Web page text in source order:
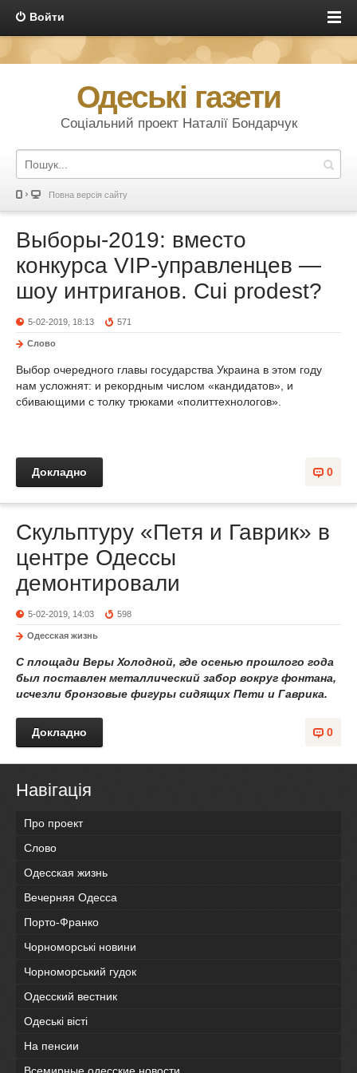
Войти
Одеські газети
Соціальний проект Наталії Бондарчук
Повна версія сайту
Выборы-2019: вместо
конкурса VIP-управленцев —
шоу интриганов. Сui prodest?
5-02-2019, 18:13 571
Слово
Выбор очередного главы государства Украина в этом году
нам усложнят: и рекордным числом «кандидатов», и
сбивающими с толку трюками «политтехнологов».
0
Докладно
Скульптуру «Петя и Гаврик» в
центре Одессы
демонтировали
5-02-2019, 14:03 598
Одесская жизнь
С площади Веры Холодной, где осенью прошлого года
был поставлен металлический забор вокруг фонтана,
исчезли бронзовые фигуры сидящих Пети и Гаврика.
0
Докладно
Навігація
Про проект
Слово
Одесская жизнь
Вечерняя Одесса
Порто-Франко
Чорноморські новини
Чорноморський гудок
Одесский вестник
Одеськi вiстi
На пенсии